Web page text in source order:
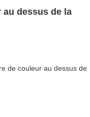
dessus de la